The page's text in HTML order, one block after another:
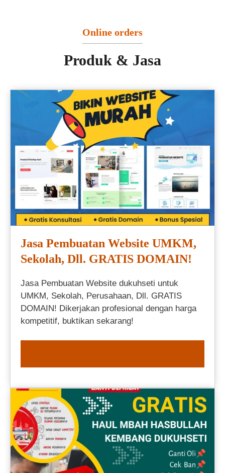
Online orders
Produk & Jasa
Jasa Pembuatan Website UMKM,
Sekolah, Dll. GRATIS DOMAIN!
Jasa Pembuatan Website dukuhseti untuk
UMKM, Sekolah, Perusahaan, Dll. GRATIS
DOMAIN! Dikerjakan profesional dengan harga
kompetitif, buktikan sekarang!